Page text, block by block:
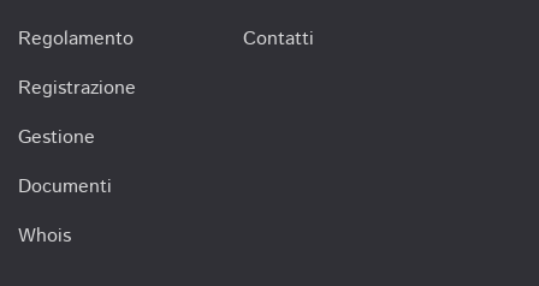
Regolamento
Registrazione
Gestione
Documenti
Whois
Contatti